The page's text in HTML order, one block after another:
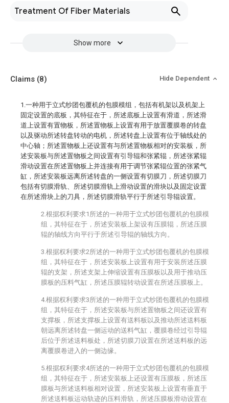
Treatment Of Fiber Materials
Show more
Claims (8) Hide Dependent
1.一种用于立式纱团包覆机的包膜模组，包括有机架以及机架上
固定设置的底板，其特征在于，所述底板上设置有滑道，所述滑
道上设置有置物板，所述置物板上设置有用于放置覆膜卷的转盘
以及驱动所述转盘转动的电机，所述转盘上设置有位于轴线处的
中心轴；所述置物板上还设置有与所述置物板相对的安装板，所
述安装板与所述置物板之间设置有引导辊和张紧辊，所述张紧辊
滑动设置在所述置物板上并连接有用于调节张紧辊位置的张紧气
缸，所述安装板远离所述转盘的一侧设置有切膜刀，所述切膜刀
包括有切膜滑轨、所述切膜滑轨上滑动设置的滑块以及固定设置
在所述滑块上的刀具，所述切膜滑轨平行于所述引导辊设置。
2.根据权利要求1所述的一种用于立式纱团包覆机的包膜模
组，其特征在于，所述安装板上架设有压膜辊，所述压膜
辊的轴线方向平行于所述引导辊的轴线方向。
3.根据权利要求2所述的一种用于立式纱团包覆机的包膜模
组，其特征在于，所述安装板上设置有用于安装所述压膜
辊的支架，所述支架上伸缩设置有压膜板以及用于推动压
膜板的压料气缸，所述压膜辊转动设置在所述压膜板上。
4.根据权利要求3所述的一种用于立式纱团包覆机的包膜模
组，其特征在于，所述安装板与所述置物板之间还设置有
支撑板，所述支撑板上设置有送料板以及推动所述送料板
朝远离所述转盘一侧运动的送料气缸，覆膜卷经过引导辊
后位于所述送料板处，所述切膜刀设置在所述送料板的远
离覆膜卷进入的一侧边缘。
5.根据权利要求4所述的一种用于立式纱团包覆机的包膜模
组，其特征在于，所述安装板上还设置有压膜板，所述压
膜板与所述送料板相对设置，所述安装板上设置有垂直于
所述送料板运动轨迹的压料滑轨，所述压膜板滑动设置在